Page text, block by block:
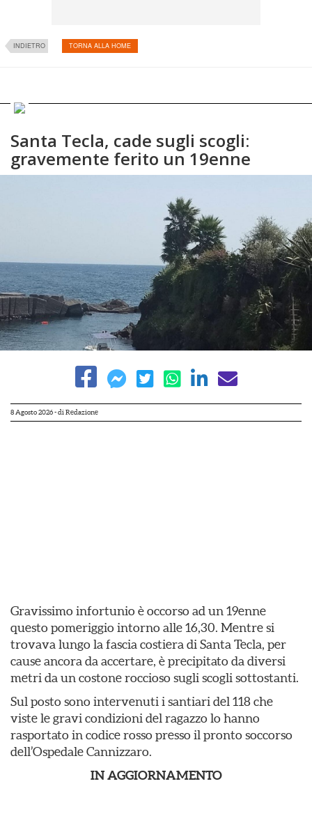
INDIETRO TORNA ALLA HOME
Santa Tecla, cade sugli scogli:
gravemente ferito un 19enne
8 Agosto 2026- di Redazione
Gravissimo infortunio è occorso ad un 19enne
questo pomeriggio intorno alle 16,30. Mentre si
trovava lungo la fascia costiera di Santa Tecla, per
cause ancora da accertare, è precipitato da diversi
metri da un costone roccioso sugli scogli sottostanti.
Sul posto sono intervenuti i santiari del 118 che
viste le gravi condizioni del ragazzo lo hanno
rasportato in codice rosso presso il pronto soccorso
dell’Ospedale Cannizzaro.
IN AGGIORNAMENTO